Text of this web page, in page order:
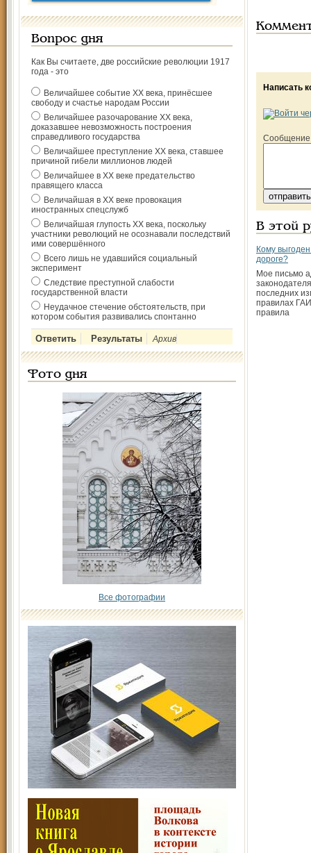
Вопрос дня
Как Вы считаете, две российские революции 1917
года - это
Величайшее событие ХХ века, принёсшее
свободу и счастье народам России
Величайшее разочарование ХХ века,
доказавшее невозможность построения
справедливого государства
Величайшее преступление ХХ века, ставшее
причиной гибели миллионов людей
Величайшее в ХХ веке предательство
правящего класса
Величайшая в ХХ веке провокация
иностранных спецслужб
Величайшая глупость ХХ века, поскольку
участники революций не осознавали последствий
ими совершённого
Всего лишь не удавшийся социальный
эксперимент
Следствие преступной слабости
государственной власти
Неудачное стечение обстоятельств, при
котором события развивались спонтанно
Архив
Фото дня
Все фотографии
Написать
В этой
Кому
дороге?
Мое письмо
последних
правилах
правила